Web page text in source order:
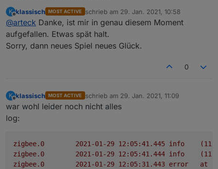
du hast da einen fehler in der konfig
K
Offline
klassisch MOST ACTIVE schrieb am 29. Jan. 2021, 10:58
zuletzt editiert von
@arteck Danke, ist mir in genau diesem Moment
aufgefallen. Etwas spät halt.
Sorry, dann neues Spiel neues Glück.
0
K klassisch MOST ACTIVE schrieb am 29. Jan. 2021, 11:09
zuletzt editiert von
war wohl leider noch nicht alles
log:
zigbee.0 info
zigbee.0
info
zigbee.0
error at